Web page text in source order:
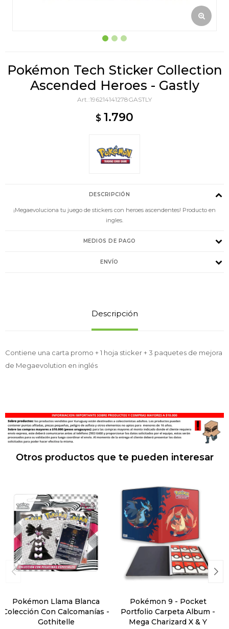
Pokémon Tech Sticker Collection
Ascended Heroes - Gastly
196214141278GASTLY
$ 1.790
DESCRIPCIÓN
¡Megaevoluciona tu juego de stickers con heroes ascendentes! Producto en
ingles.
MEDIOS DE PAGO
ENVÍO
Descripción
Contiene una carta promo + 1 hoja sticker + 3 paquetes de mejora
de Megaevolution en inglés
Otros productos que te pueden interesar
Pokémon Llama Blanca
Colección Con Calcomanías -
Gothitelle
Pokémon 9 - Pocket
Portfolio Carpeta Album -
Mega Charizard X & Y